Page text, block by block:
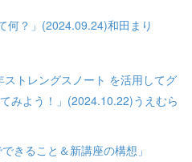
何？」(2024.09.24)和田まり
トレングスノート を活用してグ
みよう！」(2024.10.22)うえむら
きること＆新講座の構想」